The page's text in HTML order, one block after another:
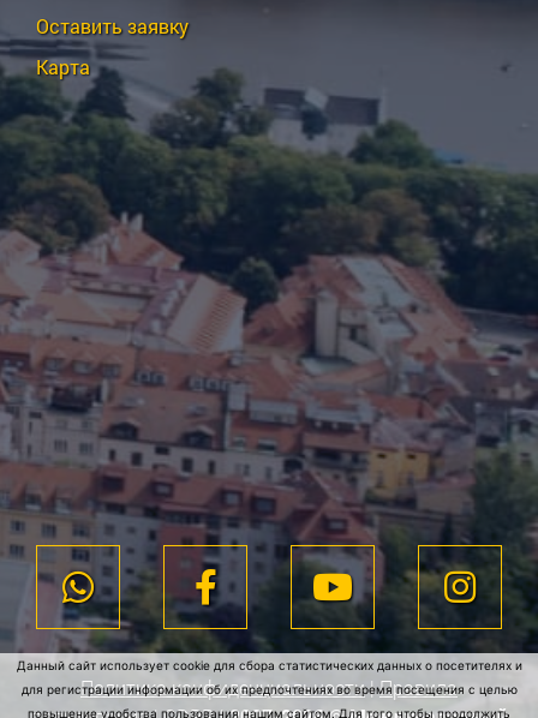
Оставить заявку
Карта
Политика конфиденциальности|Правила
Данный сайт использует cookie для сбора статистических данных о посетителях и
для регистрации информации об их предпочтениях во время посещения с целью
повышение удобства пользования нашим сайтом. Для того чтобы продолжить